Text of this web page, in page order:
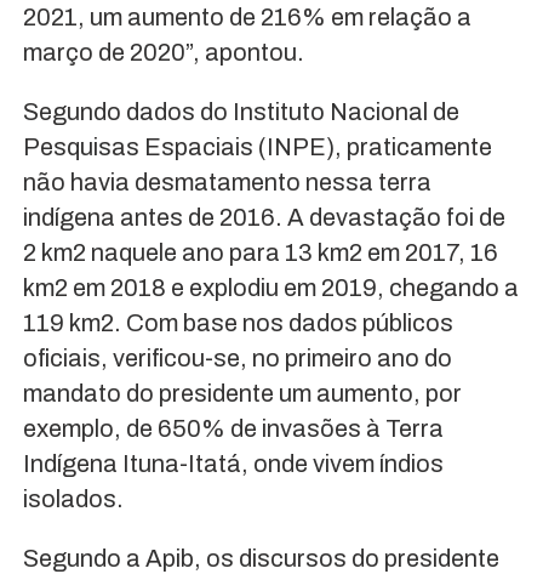
2021, um aumento de 216% em relação a
março de 2020”, apontou.
Segundo dados do Instituto Nacional de
Pesquisas Espaciais (INPE), praticamente
não havia desmatamento nessa terra
indígena antes de 2016. A devastação foi de
2 km2 naquele ano para 13 km2 em 2017, 16
km2 em 2018 e explodiu em 2019, chegando a
119 km2. Com base nos dados públicos
oficiais, verificou-se, no primeiro ano do
mandato do presidente um aumento, por
exemplo, de 650% de invasões à Terra
Indígena Ituna-Itatá, onde vivem índios
isolados.
Segundo a Apib, os discursos do presidente